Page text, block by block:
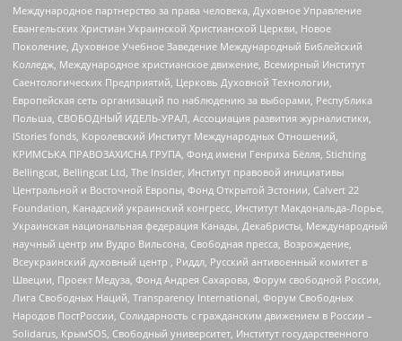
Международное партнерство за права человека, Духовное Управление
Евангельских Христиан Украинской Христианской Церкви, Новое
Поколение, Духовное Учебное Заведение Международный Библейский
Колледж, Международное христианское движение, Всемирный Институт
Саентологических Предприятий, Церковь Духовной Технологии,
Европейская сеть организаций по наблюдению за выборами, Республика
Польша, СВОБОДНЫЙ ИДЕЛЬ-УРАЛ, Ассоциация развития журналистики,
IStories fonds, Королевский Институт Международных Отношений,
КРИМСЬКА ПРАВОЗАХИСНА ГРУПА, Фонд имени Генриха Бёлля, Stichting
Bellingcat, Bellingcat Ltd, The Insider, Институт правовой инициативы
Центральной и Восточной Европы, Фонд Открытой Эстонии, Calvert 22
Foundation, Канадский украинский конгресс, Институт Макдональда-Лорье,
Украинская национальная федерация Канады, Декабристы, Международный
научный центр им Вудро Вильсона, Свободная пресса, Возрождение,
Всеукраинский духовный центр , Риддл, Русский антивоенный комитет в
Швеции, Проект Медуза, Фонд Андрея Сахарова, Форум свободной России,
Лига Свободных Наций, Transparеncy International, Форум Свободных
Народов ПостРоссии, Солидарность с гражданским движением в России –
Solidarus, КрымSOS, Свободный университет, Институт государственного